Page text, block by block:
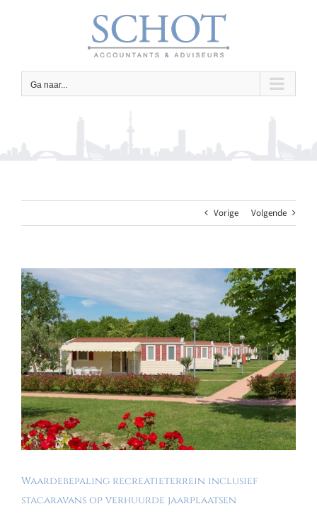
Ga naar...
Vorige Volgende
Bekijk
grotere
afbeelding
Waardebepaling recreatieterrein inclusief
stacaravans op verhuurde jaarplaatsen